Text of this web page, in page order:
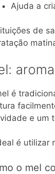
Ajuda a
de
é
e um
é utilizar
o mel